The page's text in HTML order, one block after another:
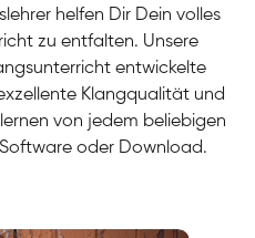
helfen Dir Dein volles
zu entfalten. Unsere
entwickelte
Klangqualität und
von jedem beliebigen
oder Download.